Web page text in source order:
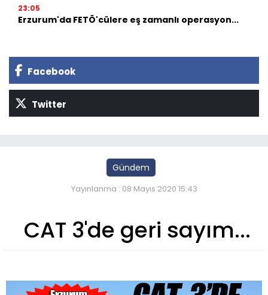
23:05
Erzurum'da FETÖ'cülere eş zamanlı operasyon...
Facebook
Twitter
Gündem
Yayınlanma : 08 Mayıs 2020 15:43
CAT 3'de geri sayım...